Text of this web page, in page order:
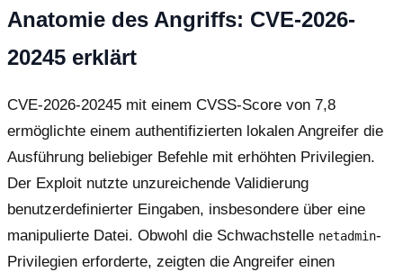
Anatomie des Angriffs: CVE-2026-
20245 erklärt
CVE-2026-20245 mit einem CVSS-Score von 7,8
ermöglichte einem authentifizierten lokalen Angreifer die
Ausführung beliebiger Befehle mit erhöhten Privilegien.
Der Exploit nutzte unzureichende Validierung
benutzerdefinierter Eingaben, insbesondere über eine
manipulierte Datei. Obwohl die Schwachstelle netadmin-
Privilegien erforderte, zeigten die Angreifer einen